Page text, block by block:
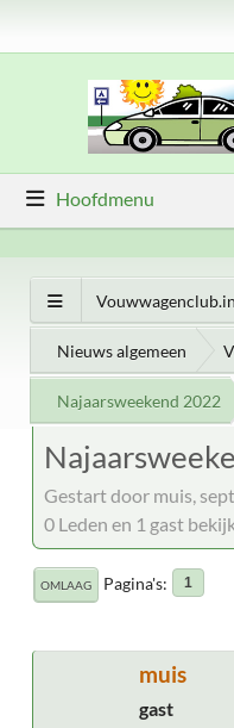
Hoofdmenu
Nieuws algemeen
Najaarsweekend 2022
Gestart door muis,
0 Leden en 1 gast
OMLAAG Pagina's 1
muis
gast